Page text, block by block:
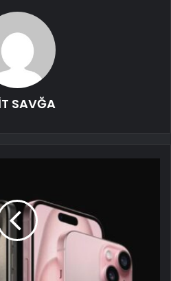
SAVĞA